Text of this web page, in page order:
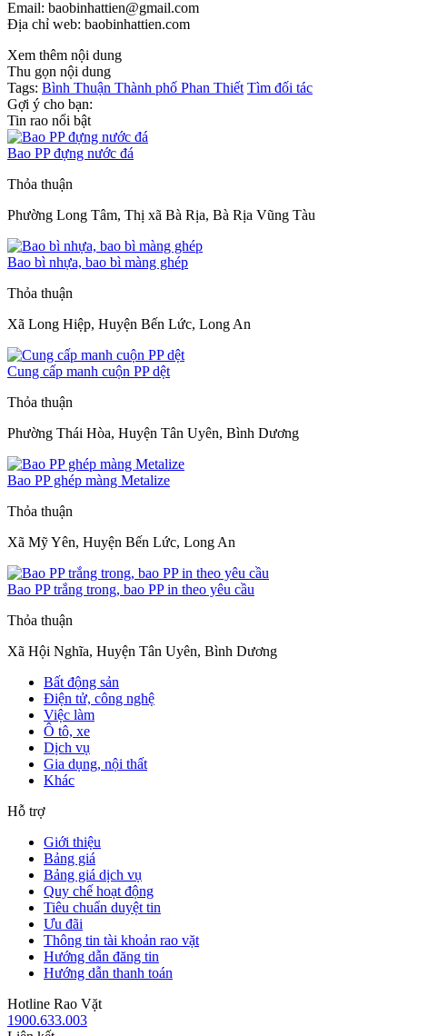
Email: baobinhattien@gmail.com
Địa chỉ web: baobinhattien.com
Xem thêm nội dung
Thu gọn nội dung
Tags: Bình Thuận Thành phố Phan Thiết Tìm đối tác
Gợi ý cho bạn:
Tin rao nổi bật
Bao PP đựng nước đá
Thỏa thuận
Phường Long Tâm, Thị xã Bà Rịa, Bà Rịa Vũng Tàu
Bao bì nhựa, bao bì màng ghép
Thỏa thuận
Xã Long Hiệp, Huyện Bến Lức, Long An
Cung cấp manh cuộn PP dệt
Thỏa thuận
Phường Thái Hòa, Huyện Tân Uyên, Bình Dương
Bao PP ghép màng Metalize
Thỏa thuận
Xã Mỹ Yên, Huyện Bến Lức, Long An
Bao PP trắng trong, bao PP in theo yêu cầu
Thỏa thuận
Xã Hội Nghĩa, Huyện Tân Uyên, Bình Dương
Bất động sản
Điện tử, công nghệ
Việc làm
Ô tô, xe
Dịch vụ
Gia dụng, nội thất
Khác
Hỗ trợ
Giới thiệu
Bảng giá
Bảng giá dịch vụ
Quy chế hoạt động
Tiêu chuẩn duyệt tin
Ưu đãi
Thông tin tài khoản rao vặt
Hướng dẫn đăng tin
Hướng dẫn thanh toán
Hotline Rao Vặt
1900.633.003